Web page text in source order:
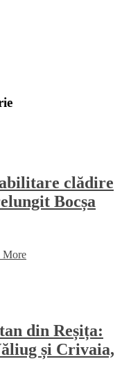
clădire
Bocșa
More
din Reșița:
și Crivaia,